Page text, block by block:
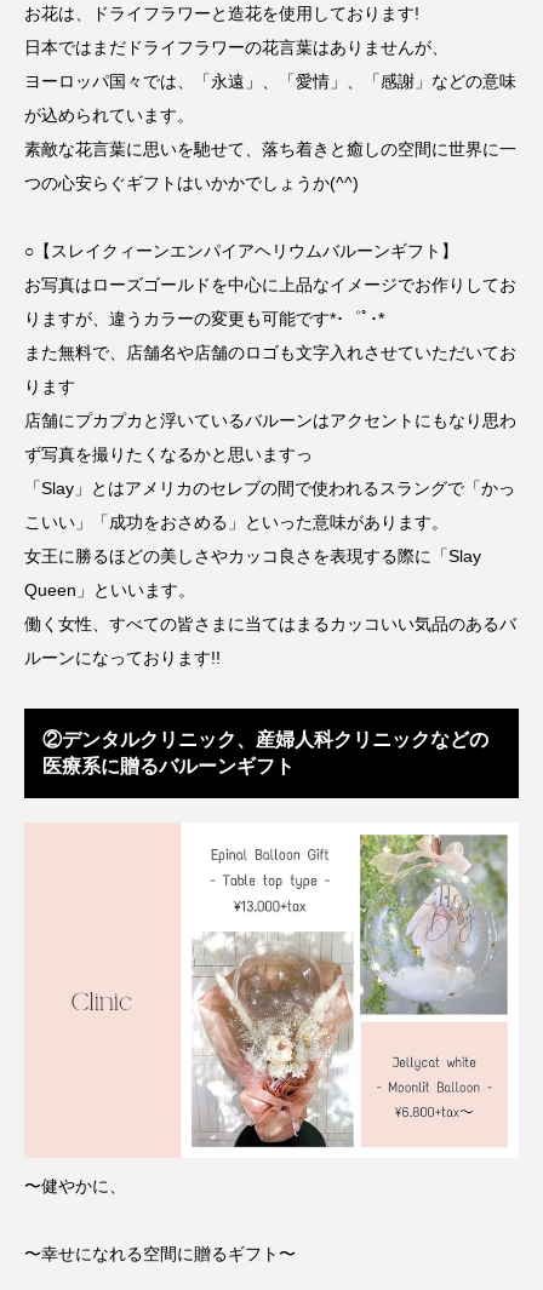
お花は、ドライフラワーと造花を使用しております!
日本ではまだドライフラワーの花言葉はありませんが、
ヨーロッパ国々では、「永遠」、「愛情」、「感謝」などの意味
が込められています。
素敵な花言葉に思いを馳せて、落ち着きと癒しの空間に世界に一
つの心安らぐギフトはいかかでしょうか(^^)
○【スレイクィーンエンパイアヘリウムバルーンギフト】
お写真はローズゴールドを中心に上品なイメージでお作りしてお
りますが、違うカラーの変更も可能です*･゜ﾟ･*
また無料で、店舗名や店舗のロゴも文字入れさせていただいてお
ります︎
店舗にプカプカと浮いているバルーンはアクセントにもなり思わ
ず写真を撮りたくなるかと思いますっ
「Slay」とはアメリカのセレブの間で使われるスラングで「かっ
こいい」「成功をおさめる」といった意味があります。
女王に勝るほどの美しさやカッコ良さを表現する際に「Slay
Queen」といいます。
働く女性、すべての皆さまに当てはまるカッコいい気品のあるバ
ルーンになっております!!
②デンタルクリニック、産婦人科クリニックなどの
医療系に贈るバルーンギフト
〜健やかに、
〜幸せになれる空間に贈るギフト〜